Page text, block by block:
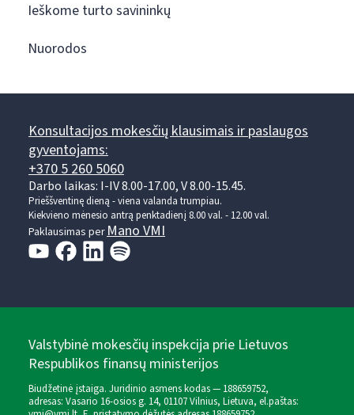
Ieškome turto savininkų
Nuorodos
Konsultacijos mokesčių klausimais ir paslaugos
gyventojams:
+370 5 260 5060
Darbo laikas: I-IV 8.00-17.00, V 8.00-15.45.
Prieššventinę dieną - viena valanda trumpiau.
Kiekvieno mėnesio antrą penktadienį 8.00 val. - 12.00 val.
Paklausimas perMano VMI
Valstybinė mokesčių inspekcija prie Lietuvos
Respublikos finansų ministerijos
Biudžetinė įstaiga. Juridinio asmens kodas — 188659752,
adresas: Vasario 16-osios g. 14, 01107 Vilnius, Lietuva, el.paštas: